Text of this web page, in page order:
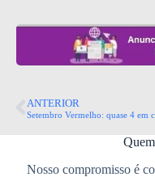
ANTERIOR
Nosso compromisso é